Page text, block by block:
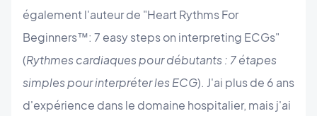
également l'auteur de "Heart Rythms For
Beginners™: 7 easy steps on interpreting ECGs"
(Rythmes cardiaques pour débutants : 7 étapes
simples pour interpréter les ECG). J'ai plus de 6 ans
d'expérience dans le domaine hospitalier, mais j'ai